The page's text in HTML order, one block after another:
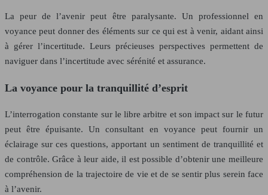
La peur de l’avenir peut être paralysante. Un professionnel en
voyance peut donner des éléments sur ce qui est à venir, aidant ainsi
à gérer l’incertitude. Leurs précieuses perspectives permettent de
naviguer dans l’incertitude avec sérénité et assurance.
La voyance pour la tranquillité d’esprit
L’interrogation constante sur le libre arbitre et son impact sur le futur
peut être épuisante. Un consultant en voyance peut fournir un
éclairage sur ces questions, apportant un sentiment de tranquillité et
de contrôle. Grâce à leur aide, il est possible d’obtenir une meilleure
compréhension de la trajectoire de vie et de se sentir plus serein face
à l’avenir.